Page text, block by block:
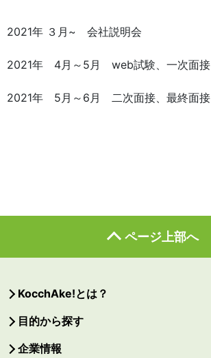
2021年 ３月~ 会社説明会
2021年 4月～5月 web試験、一次面接
2021年 5月～6月 二次面接、最終面接
ページ上部へ
KocchAke!とは？
目的から探す
企業情報